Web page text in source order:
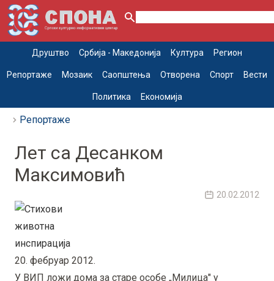
Друштво Србија - Македонија Култура Регион
Репортаже Мозаик Саопштења Отворена Спорт Вести
Политика Економија
Репортаже
Лет са Десанком
Максимовић
20.02.2012
20. фебруар 2012.
У ВИП ложи дома за старе особе „Милица" у